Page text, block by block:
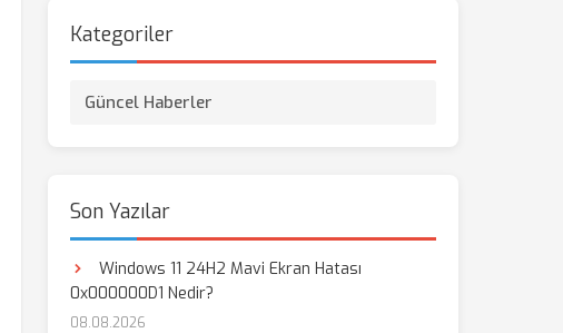
Kategoriler
Güncel Haberler
Son Yazılar
Windows 11 24H2 Mavi Ekran Hatası
0x000000D1 Nedir?
08.08.2026